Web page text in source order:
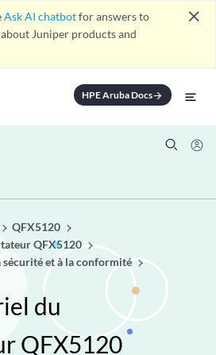
Ask AI chatbotfor answers to
Juniper products and
close
HPE Aruba Docsarrow_forward
QFX5120
QFX5120
et à la conformité
du
QFX5120